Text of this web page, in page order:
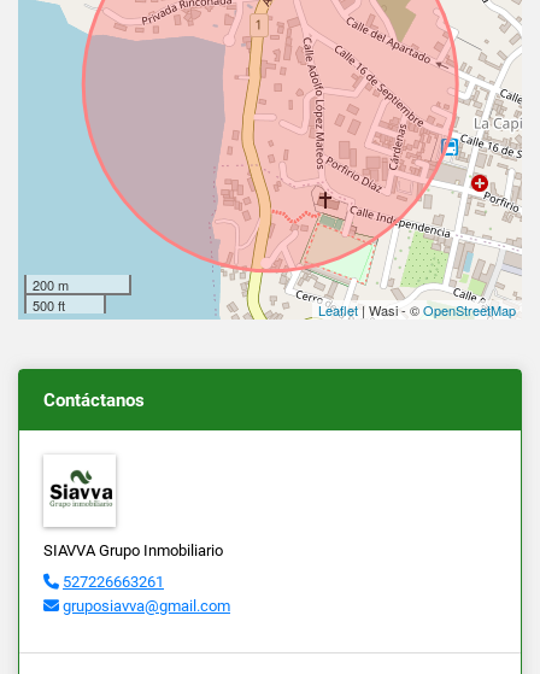
200 m
500 ft
Leaflet | Wasi - ©OpenStreetMap
Contáctanos
SIAVVA Grupo Inmobiliario
527226663261
gruposiavva@gmail.com